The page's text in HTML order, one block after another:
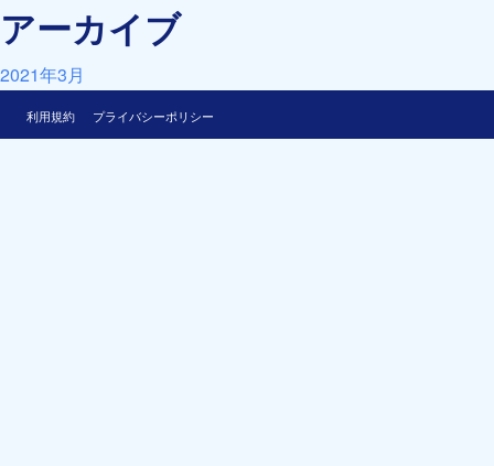
アーカイブ
2021年3月
利用規約 プライバシーポリシー